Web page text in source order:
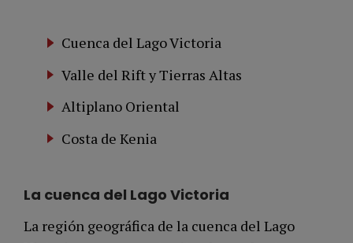
Cuenca del Lago Victoria
Valle del Rift y Tierras Altas
Altiplano Oriental
Costa de Kenia
La cuenca del Lago Victoria
La región geográfica de la cuenca del Lago